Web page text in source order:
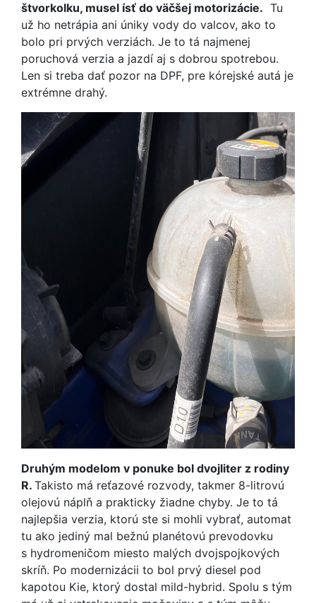
štvorkolku, musel ísť do väčšej motorizácie. Tu
už ho netrápia ani úniky vody do valcov, ako to
bolo pri prvých verziách. Je to tá najmenej
poruchová verzia a jazdí aj s dobrou spotrebou.
Len si treba dať pozor na DPF, pre kórejské autá je
extrémne drahý.
Druhým modelom v ponuke bol dvojliter z rodiny
R. Takisto má reťazové rozvody, takmer 8-litrovú
olejovú náplň a prakticky žiadne chyby. Je to tá
najlepšia verzia, ktorú ste si mohli vybrať, automat
tu ako jediný mal bežnú planétovú prevodovku
s hydromeničom miesto malých dvojspojkových
skríň. Po modernizácii to bol prvý diesel pod
kapotou Kie, ktorý dostal mild-hybrid. Spolu s tým